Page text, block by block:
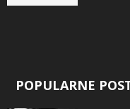
POPULARNE